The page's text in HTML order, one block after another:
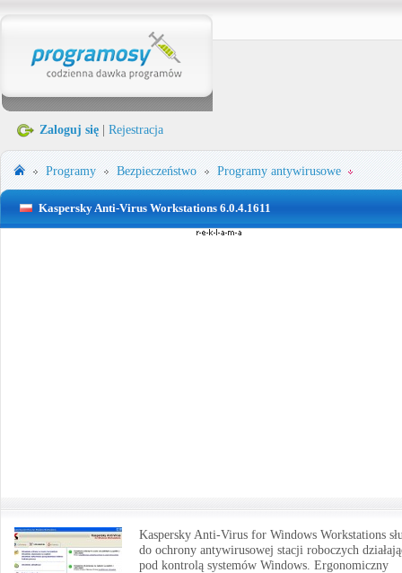
Zaloguj się Rejestracja
Programy Bezpieczeństwo Programy antywirusowe
Kaspersky Anti-Virus Workstations 6.0.4.1611
Kaspersky Anti-Virus for Windows Workstations
do ochrony antywirusowej stacji roboczych
pod kontrolą systemów Windows. Ergonomiczny